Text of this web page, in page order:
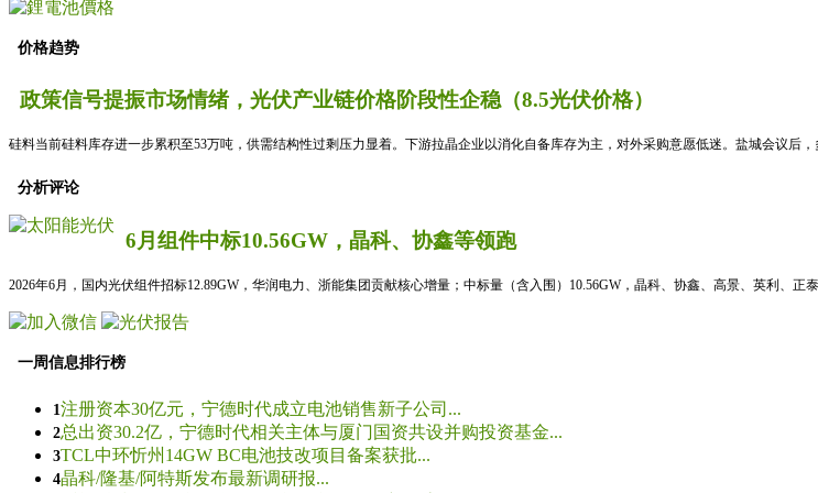
价格趋势
政策信号提振市场情绪，光伏产业链价格阶段性企稳（8.5光伏价格）
硅料当前硅料库存进一步累积至53万吨，供需结构性过剩压力显着。下游拉晶企业以消化自备库存为主，对外采购意愿低迷。盐城会议后
分析评论
6月组件中标10.56GW，晶科、协鑫等领跑
2026年6月，国内光伏组件招标12.89GW，华润电力、浙能集团贡献核心增量；中标量（含入围）10.56GW，晶科、协鑫、高景、英利、正
一周信息排行榜
1注册资本30亿元，宁德时代成立电池销售新子公司...
2总出资30.2亿，宁德时代相关主体与厦门国资共设并购投资基金...
3TCL中环忻州14GW BC电池技改项目备案获批...
4晶科/隆基/阿特斯发布最新调研报...